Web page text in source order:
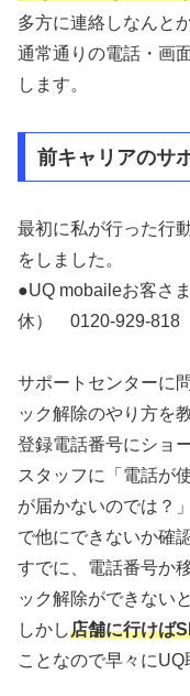
多方に連絡しなんと
通常通りの電話・画
します。
前キャリアのサ
最初に私が行った行
をしました。
●UQ mobaileお客さ
休） 0120-929-818
サポートセンターに
ック解除のやり方を
登録電話番号にショ
スタッフに「電話が
が届かないのでは？
で他にできないか確
すでに、電話番号か
ック解除ができない
しかし店舗に行けば
ことなので早々に